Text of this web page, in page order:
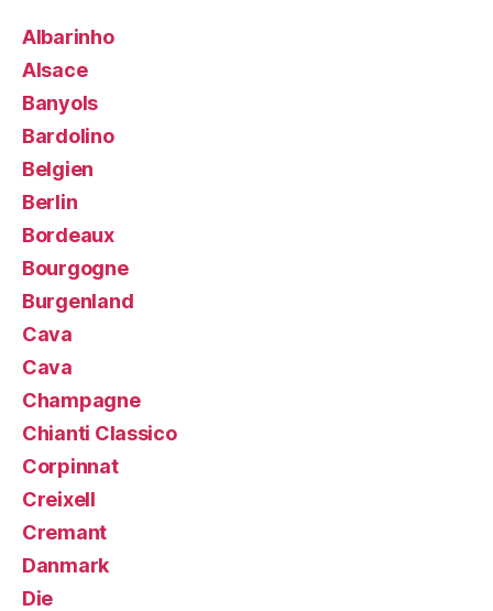
Albarinho
Alsace
Banyols
Bardolino
Belgien
Berlin
Bordeaux
Bourgogne
Burgenland
Cava
Cava
Champagne
Chianti Classico
Corpinnat
Creixell
Cremant
Danmark
Die